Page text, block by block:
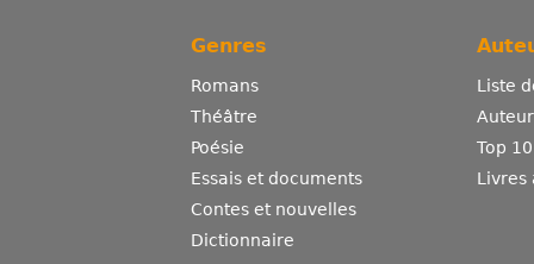
Genres
Romans
Théâtre
Poésie
Essais et documents
Contes et nouvelles
Dictionnaire
Liste
Top
Livres